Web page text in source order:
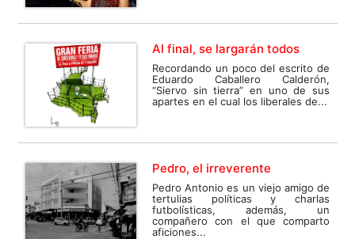
Al final, se largarán todos
Recordando un poco del escrito de
Eduardo Caballero Calderón,
“Siervo sin tierra” en uno de sus
apartes en el cual los liberales de...
Pedro, el irreverente
Pedro Antonio es un viejo amigo de
tertulias políticas y charlas
futbolísticas, además, un
compañero con el que comparto
aficiones...